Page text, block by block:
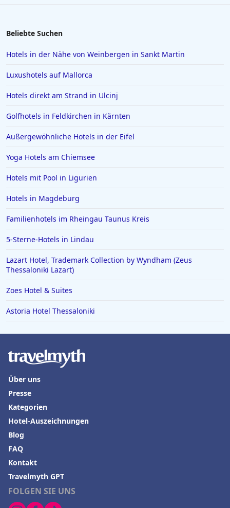
Hotels in Regensburg
Hotels in Obertauern
Hotels in Suhl
Hotels in Papenburg
Hotels in der Eifel
Hotels in Filderstadt
Hotels in Lingen (Ems)
Hotels in Boblingen
Hotels an der Algarve
Beliebte Suchen
Hotels in der Nähe von Weinbergen in Sankt Martin
Luxushotels auf Mallorca
Hotels direkt am Strand in Ulcinj
Golfhotels in Feldkirchen in Kärnten
Außergewöhnliche Hotels in der Eifel
Yoga Hotels am Chiemsee
Hotels mit Pool in Ligurien
Hotels in Magdeburg
Familienhotels im Rheingau Taunus Kreis
5-Sterne-Hotels in Lindau
Lazart Hotel, Trademark Collection by Wyndham (Zeus
Thessaloniki Lazart)
Zoes Hotel & Suites
Astoria Hotel Thessaloniki
FOLGEN SIE UNS
Über uns
Presse
Kategorien
Hotel-Auszeichnungen
Blog
FAQ
Kontakt
Travelmyth GPT